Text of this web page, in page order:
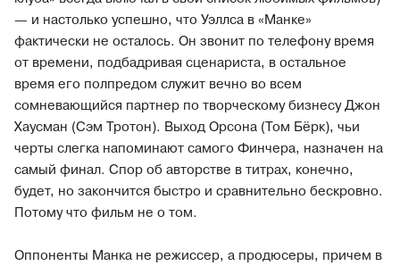
— и настолько успешно, что Уэллса в «Манке»
фактически не осталось. Он звонит по телефону время
от времени, подбадривая сценариста, в остальное
время его полпредом служит вечно во всем
сомневающийся партнер по творческому бизнесу Джон
Хаусман (Сэм Тротон). Выход Орсона (Том Бёрк), чьи
черты слегка напоминают самого Финчера, назначен на
самый финал. Спор об авторстве в титрах, конечно,
будет, но закончится быстро и сравнительно бескровно.
Потому что фильм не о том.
Оппоненты Манка не режиссер, а продюсеры, причем в